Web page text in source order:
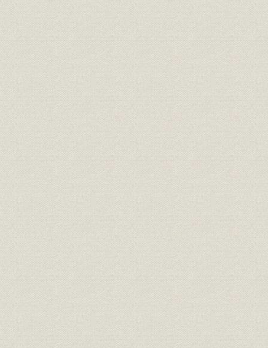
製品
焦土からの出発と高度成長の軌
跡 1946●昭和21年→昭和46年
●1971
昭和21年
(1962年)頃
技術
焦土からの出発と高度成長の軌
跡 1946●昭和21年→昭和46年
●1971
昭和36年
(1971年)